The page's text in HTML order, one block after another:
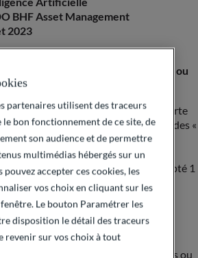
BHF Asset Management
2023
chatbot, ChatGPT… effet de mode ou
Artificielle (IA) connaît une forte
2022, notamment dans le domaine des «
virtuels qui utilisent des modèles de
ses utilisateurs.
développé par OpenAI* a compté 1
jours. ChatGPT est un outil
un canal de conversation (chat
aux questions posées par les
rapidité, précision et neutralité.
investir 10 milliards de dollars
quand Google* aux Etats-Unis ou
partenaires utilisent des traceurs
bon fonctionnement de ce site, de
son audience et de permettre
multimédias hébergés sur un
pouvez accepter ces cookies, les
vos choix en cliquant sur les
Le bouton Paramétrer les
disposition le détail des traceurs
revenir sur vos choix à tout